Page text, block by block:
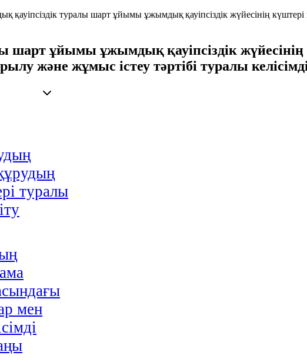
қауіпсіздік туралы шарт ұйымы ұжымдық қауіпсіздік жүйесінің
шарт ұйымы ұжымдық қауіпсіздік
және жұмыс істеу тәртібі туралы
туралы
мен